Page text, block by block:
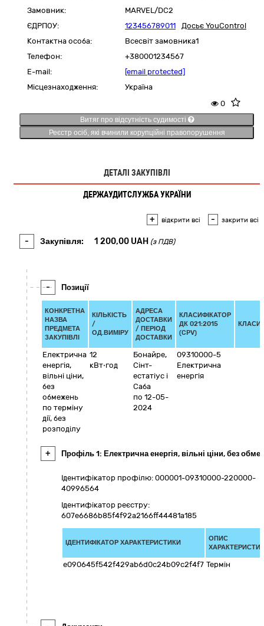
Замовник:
MARVEL/DC2
ЄДРПОУ:
123456789011
Досьє YouControl
Контактна особа:
Всесвіт замовника1
Телефон:
+380001234567
E-mail:
[email protected]
Місцезнаходження:
Україна
0
Витяг про відсутність судимості
Реєстр осіб, які вчинили корупційні правопорушення
ДЕТАЛІ ЗАКУПІВЛІ
ДЕРЖАУДИТСЛУЖБА УКРАЇНИ
+ відкрити всі - закрити всі
- Закупівля: 1 200,00 UAH (з ПДВ)
- Позиції
КОНКРЕТНА
НАЗВА
ПРЕДМЕТА
ЗАКУПІВЛІ
КІЛЬКІСТЬ
/
ОД.ВИМІРУ
АДРЕСА
ДОСТАВКИ
/ ПЕРІОД
ДОСТАВКИ
КЛАСИФІКАТОР
ДК 021:2015
(CPV)
Електрична
енергія,
вільні ціни,
без
обмежень
по терміну
дії, без
розподілу
12
кВт⋅год
Бонайре,
Сінт-
естатіус і
Саба
по 12-05-
2024
09310000-5
Електрична
енергія
+ Профіль 1: Електрична енергія, вільні ціни, без
Ідентифікатор профілю: 000001-09310000-220000-
40996564
Ідентифікатор реєстру:
607e6686b85f4f92a2166ff44481a185
ІДЕНТИФІКАТОР ХАРАКТЕРИСТИКИ
ОПИС
e090645f542f429ab6d0c24b09c2f4f7 Термін